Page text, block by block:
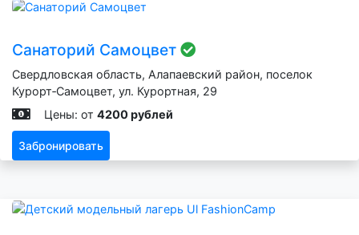
Санаторий Самоцвет
Свердловская область, Алапаевский район, поселок
Курорт‑Самоцвет, ул. Курортная, 29
Цены: от 4200 рублей
Забронировать